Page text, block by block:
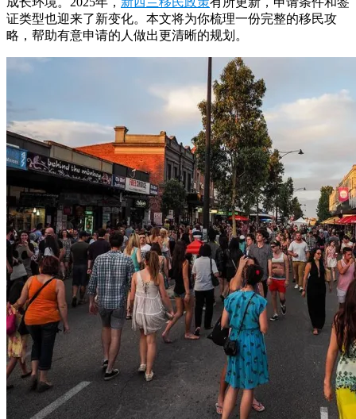
证类型也迎来了新变化。本文将为你梳理一份完整的移民攻
略，帮助有意申请的人做出更清晰的规划。